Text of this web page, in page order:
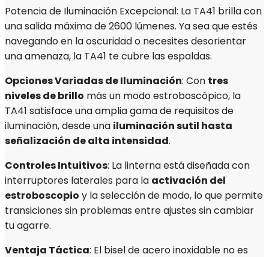
Potencia de Iluminación Excepcional: La TA41 brilla con
una salida máxima de 2600 lúmenes. Ya sea que estés
navegando en la oscuridad o necesites desorientar
una amenaza, la TA41 te cubre las espaldas.
Opciones Variadas de Iluminación: Con tres
niveles de brillo más un modo estroboscópico, la
TA41 satisface una amplia gama de requisitos de
iluminación, desde una iluminación sutil hasta
señalización de alta intensidad.
Controles Intuitivos: La linterna está diseñada con
interruptores laterales para la activación del
estroboscopio y la selección de modo, lo que permite
transiciones sin problemas entre ajustes sin cambiar
tu agarre.
Ventaja Táctica: El bisel de acero inoxidable no es